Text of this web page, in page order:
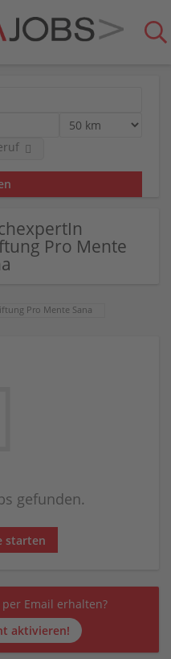
Pro Mente
Pro Mente Sana
gefunden.
starten
Email erhalten?
aktivieren!